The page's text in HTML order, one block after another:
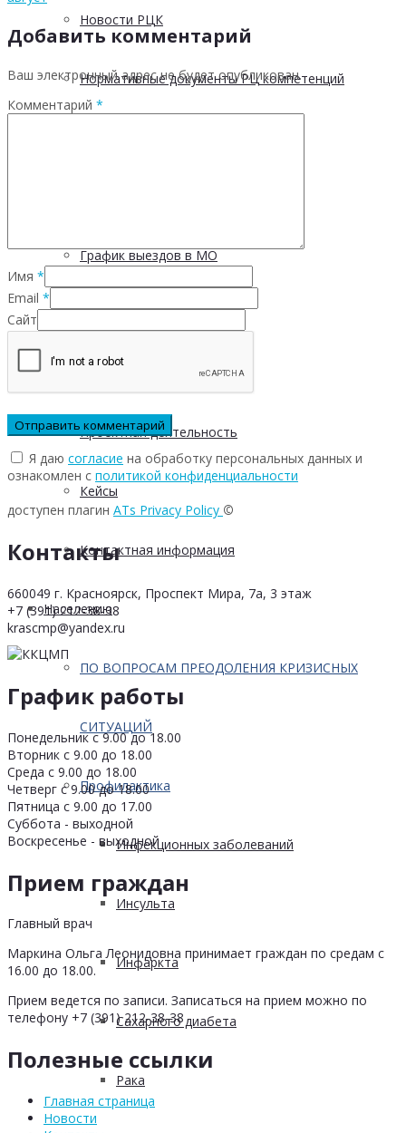
Новости РЦК
Нормативные документы РЦ компетенций
График выездов в МО
Отчетность
Проектная деятельность
Кейсы
Контактная информация
Населению
ПО ВОПРОСАМ ПРЕОДОЛЕНИЯ КРИЗИСНЫХ
СИТУАЦИЙ
Профилактика
Инфекционных заболеваний
Инсульта
Инфаркта
Сахарного диабета
Рака
Добавить комментарий
Ваш электронный адрес не будет опубликован.
Комментарий *
Имя *
Email *
Сайт
Я даю согласие на обработку персональных данных и
ознакомлен с политикой конфиденциальности
доступен плагин ATs Privacy Policy ©
Контакты
660049 г. Красноярск, Проспект Мира, 7а, 3 этаж
+7 (391) 212-38-38
krascmp@yandex.ru
График работы
Понедельник с 9.00 до 18.00
Вторник с 9.00 до 18.00
Среда с 9.00 до 18.00
Четверг с 9.00 до 18.00
Пятница с 9.00 до 17.00
Суббота - выходной
Воскресенье - выходной
Прием граждан
Главный врач
Маркина Ольга Леонидовна принимает граждан по средам с
16.00 до 18.00.
Прием ведется по записи. Записаться на прием можно по
телефону +7 (391) 212-38-38
Полезные ссылки
Главная страница
Новости